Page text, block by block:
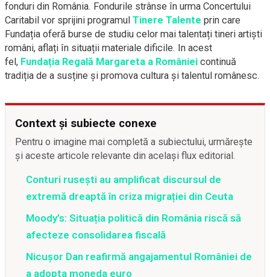
fonduri din România. Fondurile strânse în urma Concertului
Caritabil vor sprijini programul Tinere Talente prin care
Fundația oferă burse de studiu celor mai talentați tineri artiști
români, aflați în situații materiale dificile. In acest
fel, Fundația Regală Margareta a României continuă
tradiția de a susține și promova cultura și talentul românesc.
Context și subiecte conexe
Pentru o imagine mai completă a subiectului, urmărește
și aceste articole relevante din același flux editorial.
Conturi rusești au amplificat discursul de
extremă dreaptă în criza migrației din Ceuta
Moody’s: Situația politică din România riscă să
afecteze consolidarea fiscală
Nicușor Dan reafirmă angajamentul României de
a adopta moneda euro